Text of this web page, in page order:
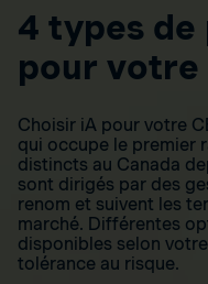
4 types
pour votre
Choisir iA pour votre
qui occupe le premier
distincts au Canada
sont dirigés par des
renom et suivent les
marché. Différentes
disponibles selon
tolérance au risque.